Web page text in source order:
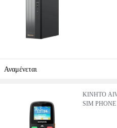
Αναμένεται
ΚΙΝΗΤΟ
SIM PHONE